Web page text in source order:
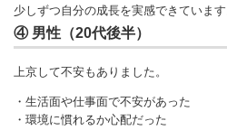
少しずつ自分の成長を実感できています
④ 男性（20代後半）
上京して不安もありました。
・生活面や仕事面で不安があった
・環境に慣れるか心配だった